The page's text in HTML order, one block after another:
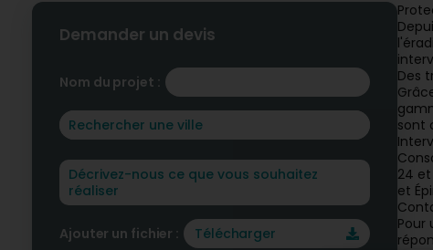
Demander un devis
Nom du projet :
Ajouter un fichier : Télécharger
Des
sont
24
et
Pour